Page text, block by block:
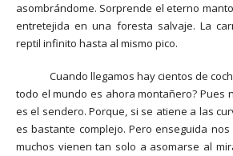
asombrándome. Sorprende el eterno
entretejida en una foresta salvaje. La
reptil infinito hasta al mismo pico.
Cuando llegamos hay cientos de
todo el mundo es ahora montañero? Pues
es el sendero. Porque, si se atiene a las
es bastante complejo. Pero enseguida
muchos vienen tan solo a asomarse al